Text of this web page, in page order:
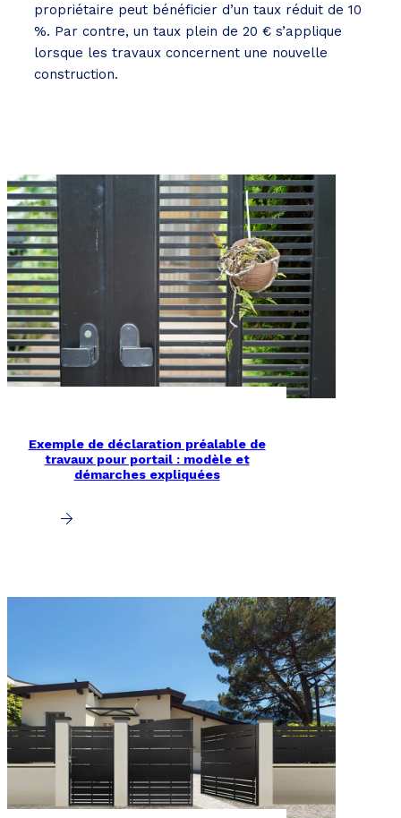
propriétaire peut bénéficier d’un taux réduit de 10
%. Par contre, un taux plein de 20 € s’applique
lorsque les travaux concernent une nouvelle
construction.
Exemple de déclaration préalable de
travaux pour portail : modèle et
démarches expliquées